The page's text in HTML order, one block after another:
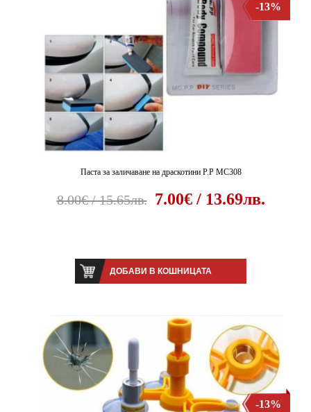
Паста за заличаване на драскотини P.P MC308
8.00€ / 15.65лв. 7.00€ / 13.69лв.
-13%
ДОБАВИ В КОШНИЦАТА
-13%